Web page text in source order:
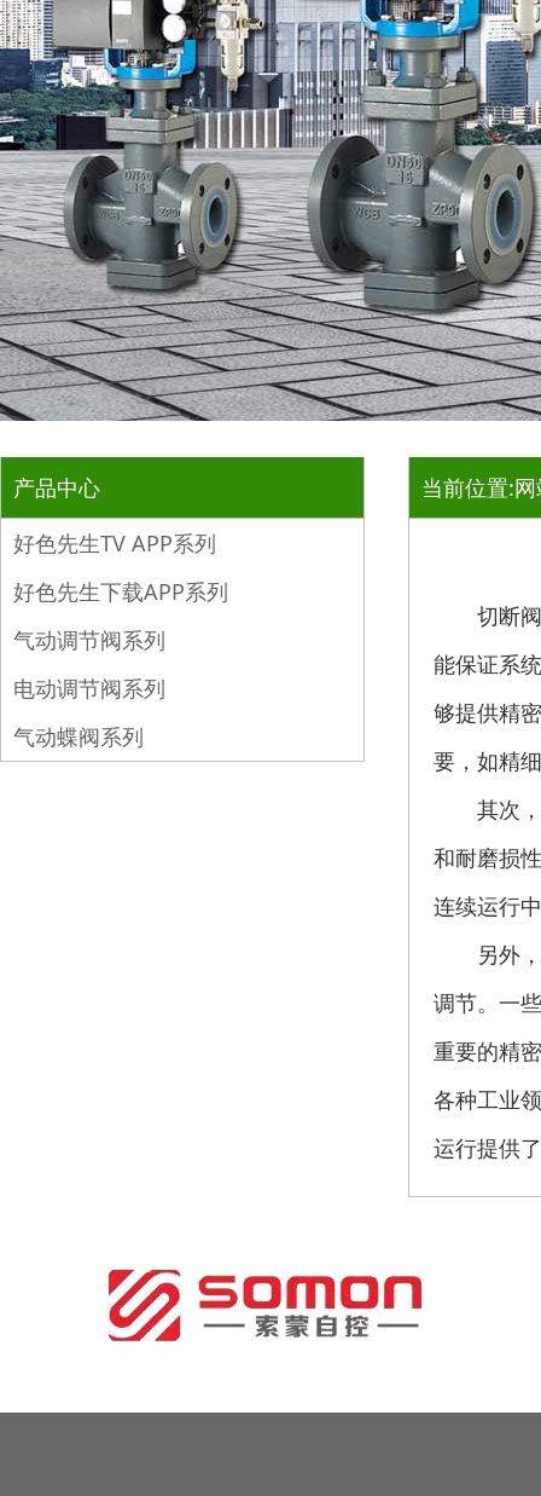
产品中心
好色先生TV APP系列
好色先生下载APP系列
气动调节阀系列
电动调节阀系列
气动蝶阀系列
当前位置:
切断阀是
能保证系统
够提供精密
要，
其次
和耐磨损性
连续运行中
另外
调节。
重要的精密
各种工业领
运行提供了